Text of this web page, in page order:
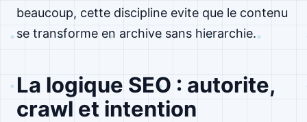
beaucoup, cette discipline evite que le contenu
se transforme en archive sans hierarchie.
La logique SEO : autorite,
crawl et intention